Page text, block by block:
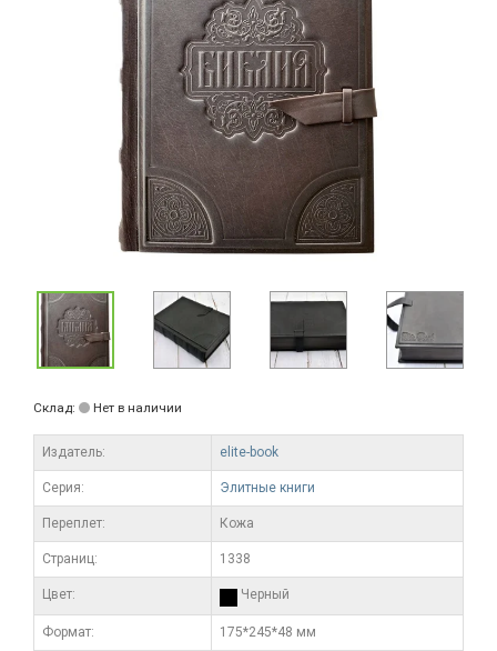
Склад: Нет в наличии
Издатель: elite-book
Серия: Элитные книги
Переплет: Кожа
Cтраниц: 1338
Цвет: Черный
Формат: 175*245*48 мм